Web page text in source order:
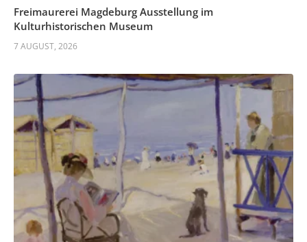
Freimaurerei Magdeburg Ausstellung im
Kulturhistorischen Museum
7 AUGUST, 2026